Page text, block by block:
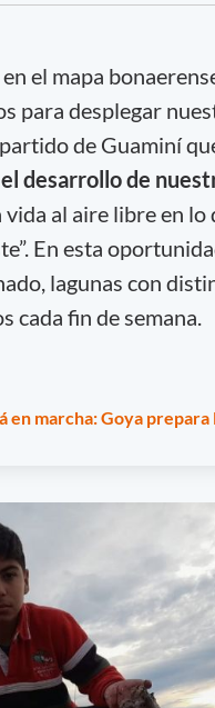
el mapa
para desplegar
de Guaminí
desarrollo de
al aire libre en lo
En esta
lagunas con
cada fin de semana.
en marcha: Goya